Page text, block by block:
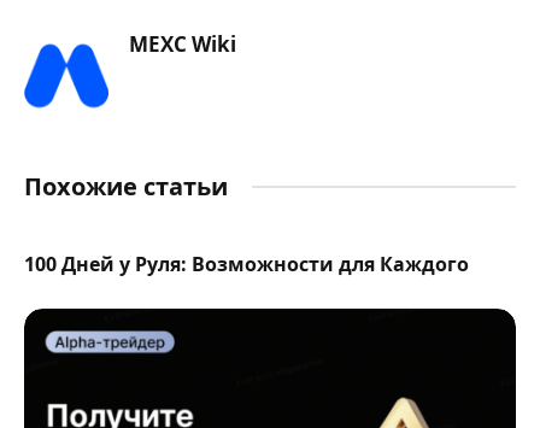
MEXC Wiki
Похожие статьи
100 Дней у Руля: Возможности для Каждого